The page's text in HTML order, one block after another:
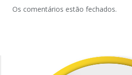
Os comentários estão fechados.